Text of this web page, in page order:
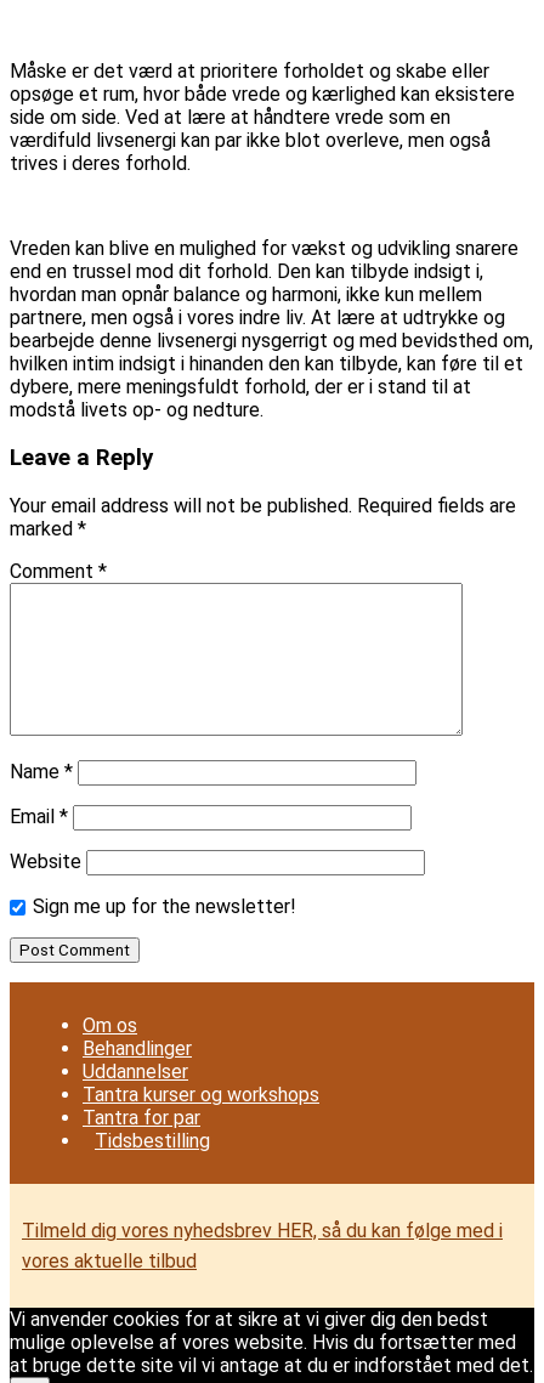
Måske er det værd at prioritere forholdet og skabe eller
opsøge et rum, hvor både vrede og kærlighed kan eksistere
side om side. Ved at lære at håndtere vrede som en
værdifuld livsenergi kan par ikke blot overleve, men også
trives i deres forhold.
Vreden kan blive en mulighed for vækst og udvikling snarere
end en trussel mod dit forhold. Den kan tilbyde indsigt i,
hvordan man opnår balance og harmoni, ikke kun mellem
partnere, men også i vores indre liv. At lære at udtrykke og
bearbejde denne livsenergi nysgerrigt og med bevidsthed om,
hvilken intim indsigt i hinanden den kan tilbyde, kan føre til et
dybere, mere meningsfuldt forhold, der er i stand til at
modstå livets op- og nedture.
Leave a Reply
Your email address will not be published. Required fields are
marked *
Comment *
Name *
Email *
Website
Sign me up for the newsletter!
Om os
Behandlinger
Uddannelser
Tantra kurser og workshops
Tantra for par
Tidsbestilling
Tilmeld dig vores nyhedsbrev HER, så du kan følge med i
vores aktuelle tilbud
Vi anvender cookies for at sikre at vi giver dig den bedst
mulige oplevelse af vores website. Hvis du fortsætter med
at bruge dette site vil vi antage at du er indforstået med det.